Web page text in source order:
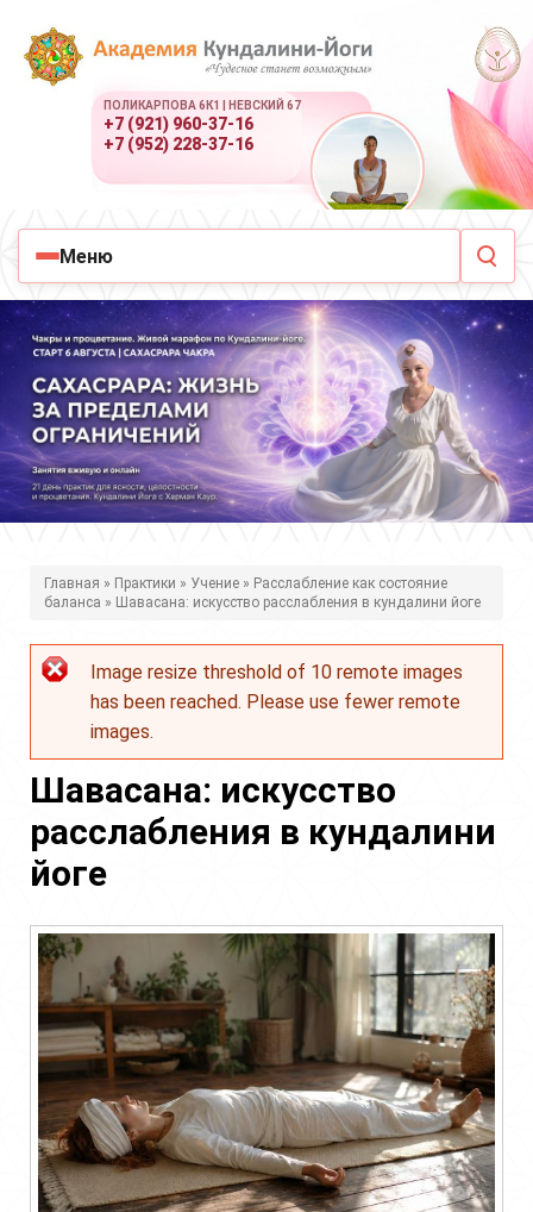
ПОЛИКАРПОВА 6К1 | НЕВСКИЙ 67
+7 (921) 960-37-16
+7 (952) 228-37-16
Меню
с
ь
Главная » Практики » Учение » Расслабление как состояние
баланса » Шавасана: искусство расслабления в кундалини йоге
Сообщение
ошибке
Image resize threshold of 10 remote images
has been reached. Please use fewer remote
images.
Шавасана: искусство
расслабления в кундалини
йоге